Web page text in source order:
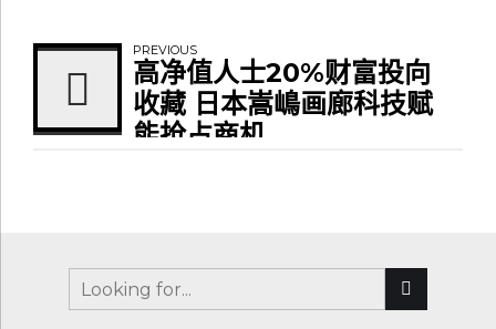
PREVIOUS
高净值人士20%财富投向
收藏 日本嵩嶋画廊科技赋
能抢占商机